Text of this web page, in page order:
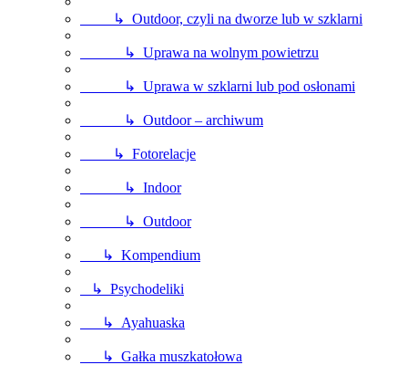
↳ Outdoor, czyli na dworze lub w szklarni
↳ Uprawa na wolnym powietrzu
↳ Uprawa w szklarni lub pod osłonami
↳ Outdoor – archiwum
↳ Fotorelacje
↳ Indoor
↳ Outdoor
↳ Kompendium
↳ Psychodeliki
↳ Ayahuaska
↳ Gałka muszkatołowa